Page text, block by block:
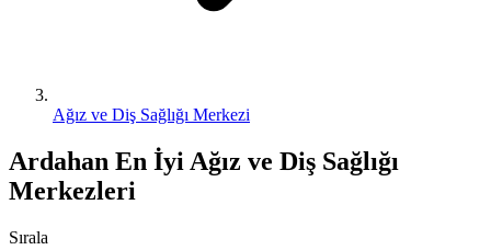
Ağız ve Diş Sağlığı Merkezi
Ardahan En İyi Ağız ve Diş Sağlığı
Merkezleri
Sırala